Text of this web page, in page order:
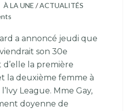
À LA UNE /ACTUALITÉS
a annoncé jeudi que
son 30e
d’elle la première
la deuxième femme à
League. Mme Gay,
doyenne de